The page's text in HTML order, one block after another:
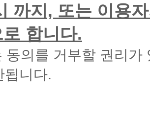
까지, 또는 이용
합니다.
동의를 거부할 권리
됩니다.